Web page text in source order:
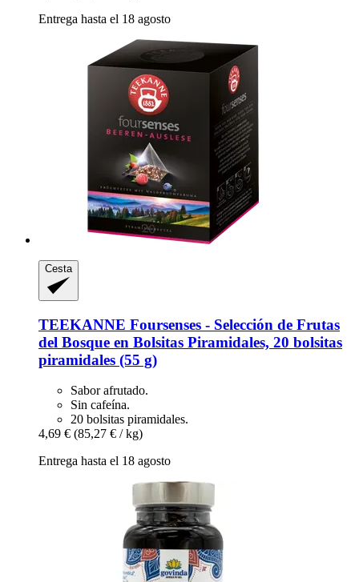
Entrega hasta el 18 agosto
Cesta
TEEKANNE Foursenses -​ Selección de Frutas
del Bosque en Bolsitas Piramidales, 20 bolsitas
piramidales (55 g)
Sabor afrutado.
Sin cafeína.
20 bolsitas piramidales.
4,69 € (85,27 € / kg)
Entrega hasta el 18 agosto